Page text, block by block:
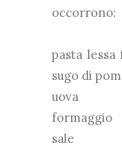
occorrono:
pasta
sugo di
uova
formaggio
sale